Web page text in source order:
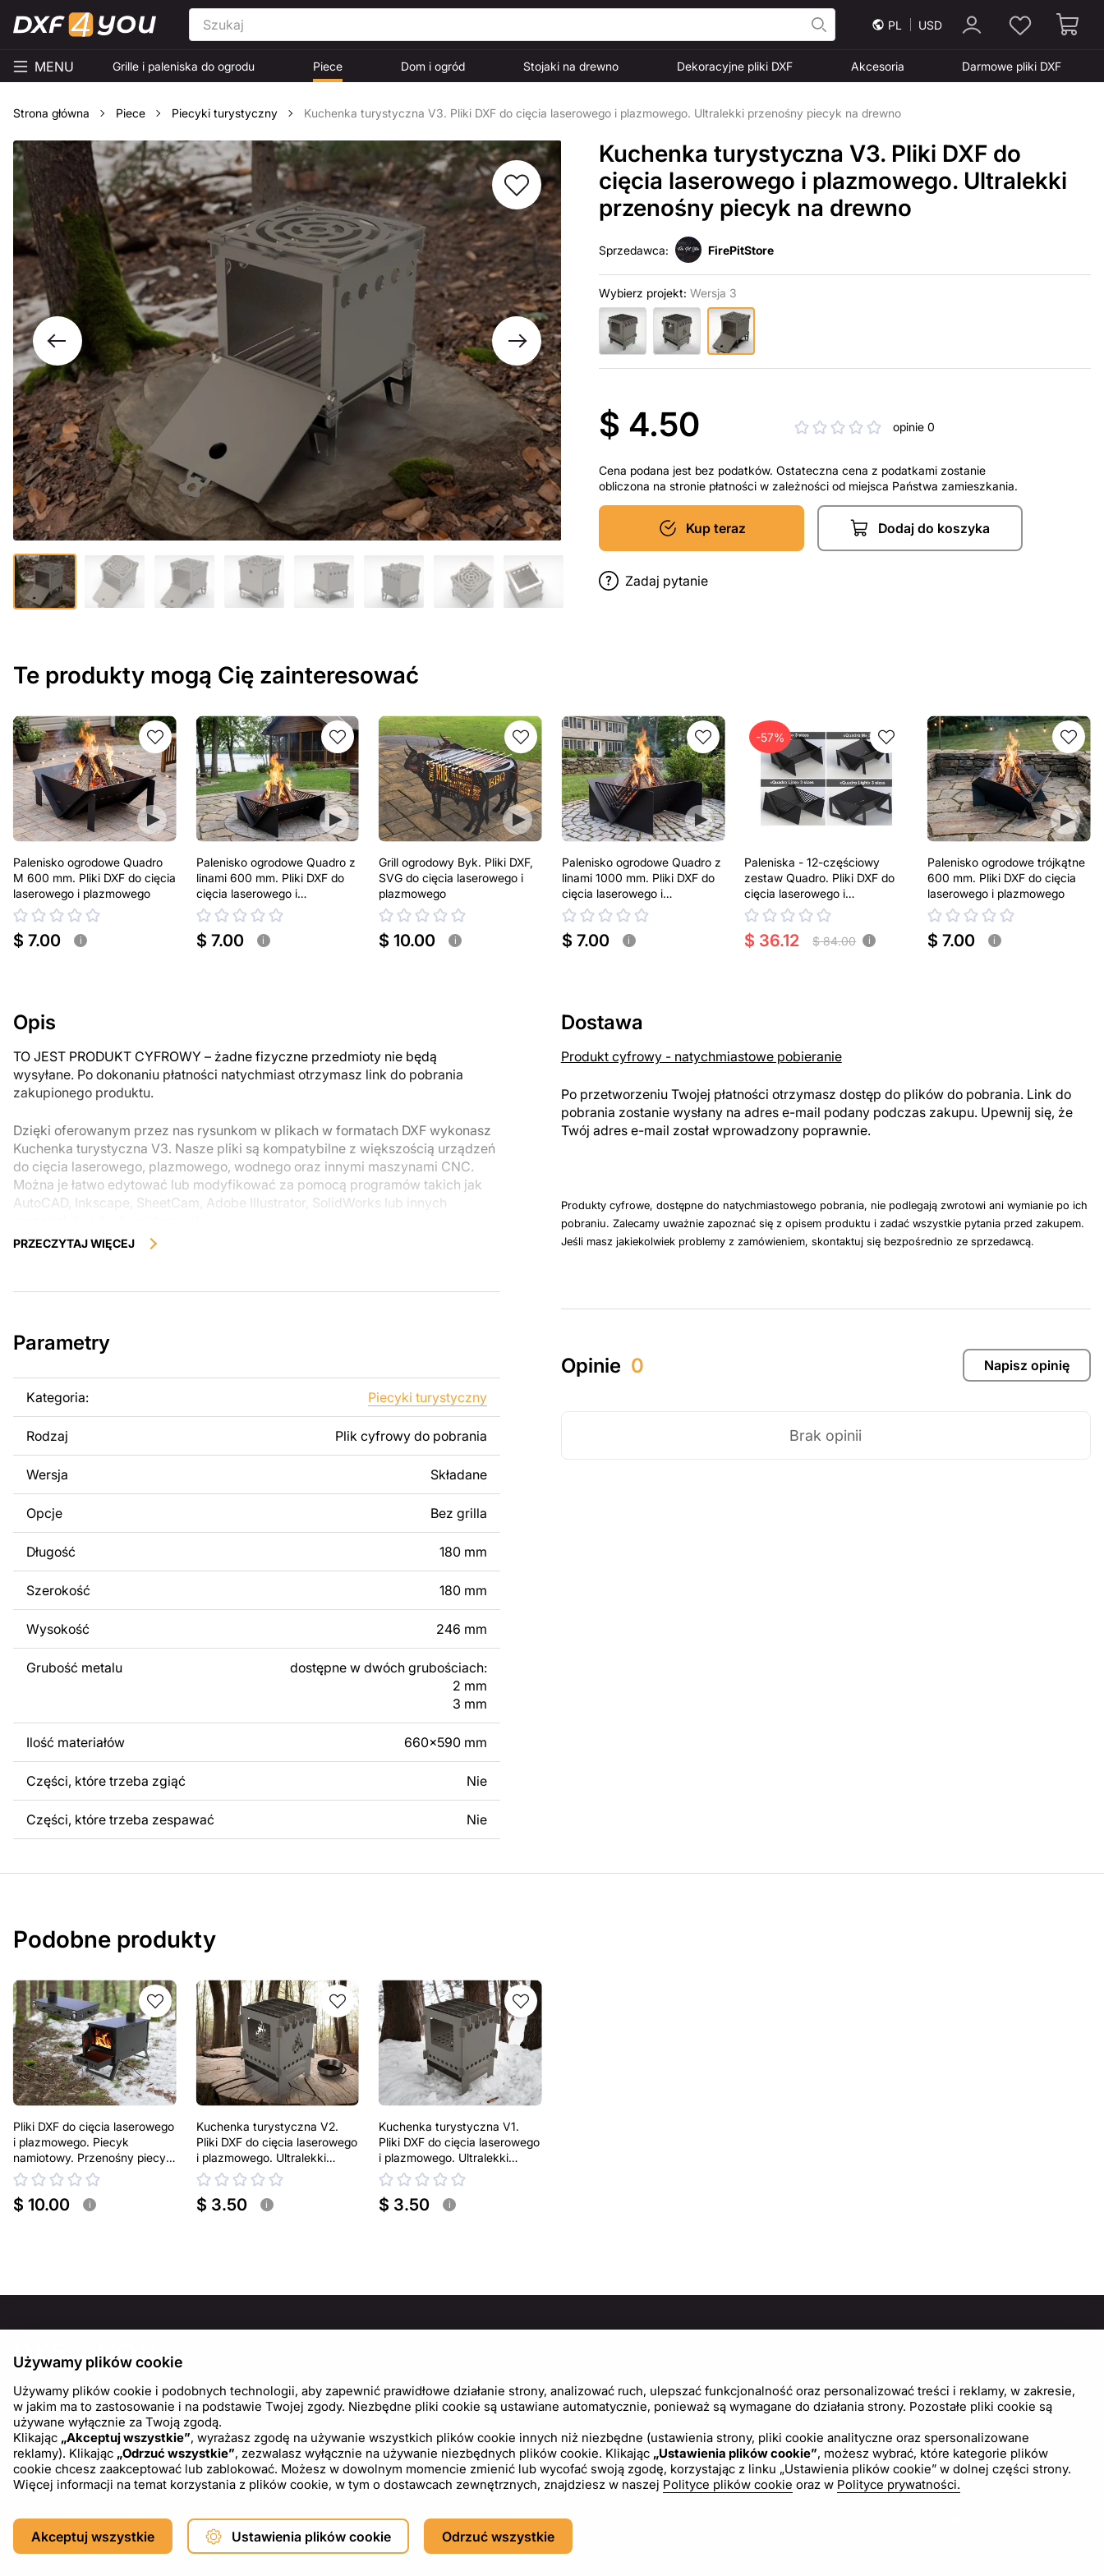
PL USD
MENU Grille i paleniska do ogrodu Piece Dom i ogród Stojaki na drewno Dekoracyjne pliki DXF Akcesoria Darmowe pliki DXF
Strona główna Piece Piecyki turystyczny Kuchenka turystyczna V3. Pliki DXF do cięcia laserowego i plazmowego. Ultralekki przenośny piecyk na drewno
Kuchenka turystyczna V3. Pliki DXF do
cięcia laserowego i plazmowego. Ultralekki
przenośny piecyk na drewno
Sprzedawca: FirePitStore
Wybierz projekt: Wersja 3
$ 4.50 opinie 0
Cena podana jest bez podatków. Ostateczna cena z podatkami zostanie
obliczona na stronie płatności w zależności od miejsca Państwa zamieszkania.
Kup teraz Dodaj do koszyka
Zadaj pytanie
Te produkty mogą Cię zainteresować
Palenisko ogrodowe Quadro
M 600 mm. Pliki DXF do cięcia
laserowego i plazmowego
$ 7.00 i
Palenisko ogrodowe Quadro z
linami 600 mm. Pliki DXF do
cięcia laserowego i
plazmowego
$ 7.00 i
Grill ogrodowy Byk. Pliki DXF,
SVG do cięcia laserowego i
plazmowego
$ 10.00 i
Palenisko ogrodowe Quadro z
linami 1000 mm. Pliki DXF do
cięcia laserowego i
plazmowego
$ 7.00 i
-57%
Paleniska - 12-częściowy
zestaw Quadro. Pliki DXF do
cięcia laserowego i
plazmowego
$ 36.12 $ 84.00 i
Palenisko ogrodowe trójkątne
600 mm. Pliki DXF do cięcia
laserowego i plazmowego
$ 7.00 i
Opis
TO JEST PRODUKT CYFROWY – żadne fizyczne przedmioty nie będą
wysyłane. Po dokonaniu płatności natychmiast otrzymasz link do pobrania
zakupionego produktu.
Dzięki oferowanym przez nas rysunkom w plikach w formatach DXF wykonasz
Kuchenka turystyczna V3. Nasze pliki są kompatybilne z większością urządzeń
do cięcia laserowego, plazmowego, wodnego oraz innymi maszynami CNC.
Można je łatwo edytować lub modyfikować za pomocą programów takich jak
AutoCAD, Inkscape, SheetCam, Adobe Illustrator, SolidWorks lub innych
zostały zaprojektowane z myślą o nowoczesnej estetyce i łatwym montażu, aby
Można używać tych plików do tworzenia gotowych produktów zarówno do
odsprzedaż lub udostępnianie oryginalnych bądź zmodyfikowanych plików jest
Za dodatkową opłatą możemy dostosować projekt poprzez dodanie tekstu,
obrazów lub logo Twojej firmy albo wprowadzenie innych modyfikacji według
Twoich potrzeb. Jeśli potrzebujesz indywidualnego projektu metalowego
produktu, skontaktuj się z nami.
Jeśli masz jakiekolwiek pytania lub potrzebujesz pomocy, skontaktuj się z nami
w dowolnym momencie – zawsze chętnie pomożemy.
PRZECZYTAJ WIĘCEJ
Parametry
Kategoria: Piecyki turystyczny
Rodzaj Plik cyfrowy do pobrania
Wersja Składane
Opcje Bez grilla
Długość 180 mm
Szerokość 180 mm
Wysokość 246 mm
Grubość metalu
dostępne w dwóch grubościach:
2 mm
3 mm
Ilość materiałów 660x590 mm
Części, które trzeba zgiąć Nie
Części, które trzeba zespawać Nie
Dostawa
Produkt cyfrowy - natychmiastowe pobieranie
Po przetworzeniu Twojej płatności otrzymasz dostęp do plików do pobrania. Link do
pobrania zostanie wysłany na adres e-mail podany podczas zakupu. Upewnij się, że
Twój adres e-mail został wprowadzony poprawnie.
Produkty cyfrowe, dostępne do natychmiastowego pobrania, nie podlegają zwrotowi ani wymianie po ich
pobraniu. Zalecamy uważnie zapoznać się z opisem produktu i zadać wszystkie pytania przed zakupem.
Jeśli masz jakiekolwiek problemy z zamówieniem, skontaktuj się bezpośrednio ze sprzedawcą.
Opinie 0 Napisz opinię
Brak opinii
Podobne produkty
Pliki DXF do cięcia laserowego
i plazmowego. Piecyk
namiotowy. Przenośny piecyk
biwakowy na drewno.
$ 10.00 i
Kuchenka turystyczna V2.
Pliki DXF do cięcia laserowego
i plazmowego. Ultralekki
przenośny piecyk na drewno
$ 3.50 i
Kuchenka turystyczna V1.
Pliki DXF do cięcia laserowego
i plazmowego. Ultralekki
przenośny piecyk na drewno
$ 3.50 i
Blog
Regulamin
Polityka plików cookie
Umowa licencyjna
Ustawienia plików cookie
Napisz do nas
Copyright © 2026 DXF4YOU. PL USD - US Dollar ($)
Używamy plików cookie
Używamy plików cookie i podobnych technologii, aby zapewnić prawidłowe działanie strony, analizować ruch, ulepszać funkcjonalność oraz personalizować treści i reklamy, w zakresie,
w jakim ma to zastosowanie i na podstawie Twojej zgody. Niezbędne pliki cookie są ustawiane automatycznie, ponieważ są wymagane do działania strony. Pozostałe pliki cookie są
używane wyłącznie za Twoją zgodą.
Klikając „Akceptuj wszystkie”, wyrażasz zgodę na używanie wszystkich plików cookie innych niż niezbędne (ustawienia strony, pliki cookie analityczne oraz spersonalizowane
reklamy). Klikając „Odrzuć wszystkie”, zezwalasz wyłącznie na używanie niezbędnych plików cookie. Klikając „Ustawienia plików cookie”, możesz wybrać, które kategorie plików
cookie chcesz zaakceptować lub zablokować. Możesz w dowolnym momencie zmienić lub wycofać swoją zgodę, korzystając z linku „Ustawienia plików cookie” w dolnej części strony.
Więcej informacji na temat korzystania z plików cookie, w tym o dostawcach zewnętrznych, znajdziesz w naszej Polityce plików cookie oraz w Polityce prywatności.
Akceptuj wszystkie Ustawienia plików cookie Odrzuć wszystkie